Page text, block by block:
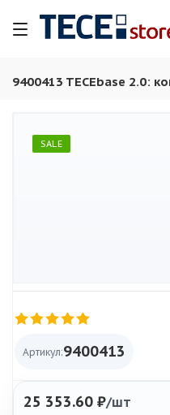
9400413 TECEbase 2.0:
SALE
Артикул:9400413
25 353.60 ₽/шт